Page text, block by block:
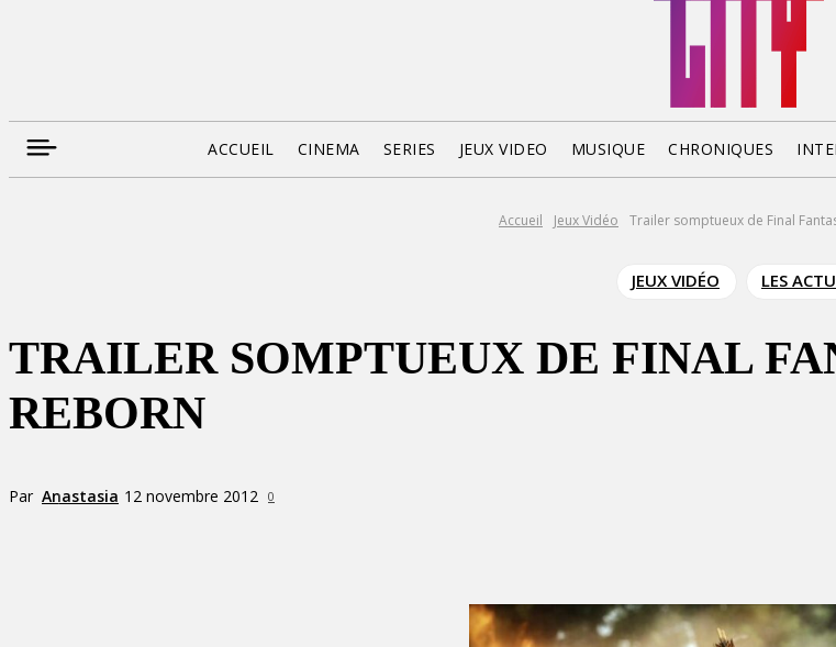
ACCUEIL CINEMA SERIES JEUX VIDEO MUSIQUE CHRONIQUES
Accueil Jeux Vidéo Trailer somptueux de Final
JEUX VIDÉO LES
TRAILER SOMPTUEUX DE FINAL
REBORN
Par Anastasia 12 novembre 2012 0